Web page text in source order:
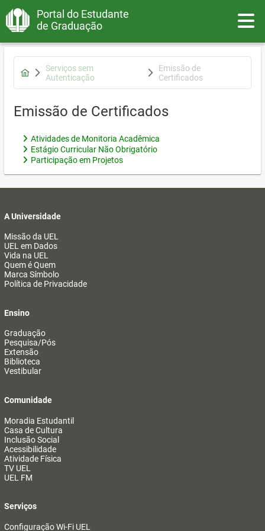
Portal do Estudante
de Graduação
Serviços sem
Autenticação
Emissão de
Certificados
Emissão de Certificados
Atividades de Monitoria Acadêmica
Estágio Curricular Não Obrigatório
Participação em Projetos
A Universidade
Missão da UEL
UEL em Dados
Vida na UEL
Quem é Quem
Marca Símbolo
Política de Privacidade
Ensino
Graduação
Pesquisa/Pós
Extensão
Biblioteca
Vestibular
Comunidade
Moradia Estudantil
Casa de Cultura
Inclusão Social
Acessibilidade
Atividade Física
TV UEL
UEL FM
Serviços
Configuração Wi-Fi UEL